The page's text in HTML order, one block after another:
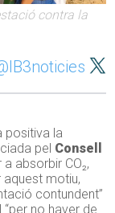
contra la
positiva la
pel Consell
absorbir CO₂,
aquest motiu,
contundent”
no haver de